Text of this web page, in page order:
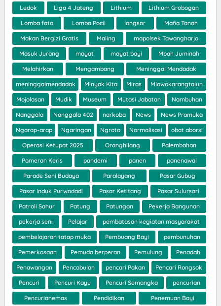
Ledok Liga 4 Jateng Lithium Lithium Grobogan
Lomba foto Lomba Pocil longsor Mafia Tanah
Makan Bergizi Gratis Maling mapolsek Tawangharjo
Masuk Jurang mayat mayat bayi Mbah Juminah
Melahirkan Mengambang Meninggal Mendadak
meninggalmendadak Minyak Kita Miras Mlowokarangtalun
Mojolasan Mudik Museum Mutasi Jabatan Nambuhan
Nanggala Nanggala 402 narkoba News News Pramuka
Ngarap-arap Ngaringan Ngroto Normalisasi obat aborsi
Operasi Ketupat 2025 Oranghilang Palembahan
Pameran Keris pandemi panen panenawal
Parade Seni Budaya Paralayang Pasar Gubug
Pasar Induk Purwodadi Pasar Ketitang Pasar Sulursari
Patroli Sahur Patung Patungan Pekerja Bangunan
pekerja seni Pelajar pembatasan kegiatan masyarakat
pembelajaran tatap muka Pembuang Bayi pembunuhan
Pemerkosaan Pemuda berperan Pemulung Penadah
Penawangan Pencabulan pencari Pakan Pencari Rongsok
Pencuri Pencuri Kayu Pencuri Semangka pencurian
Pencurianemas Pendidikan Penemuan Bayi